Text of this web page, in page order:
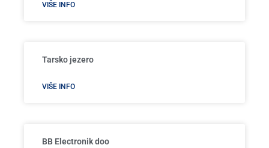
VIŠE INFO
Tarsko jezero
VIŠE INFO
BB Electronik doo